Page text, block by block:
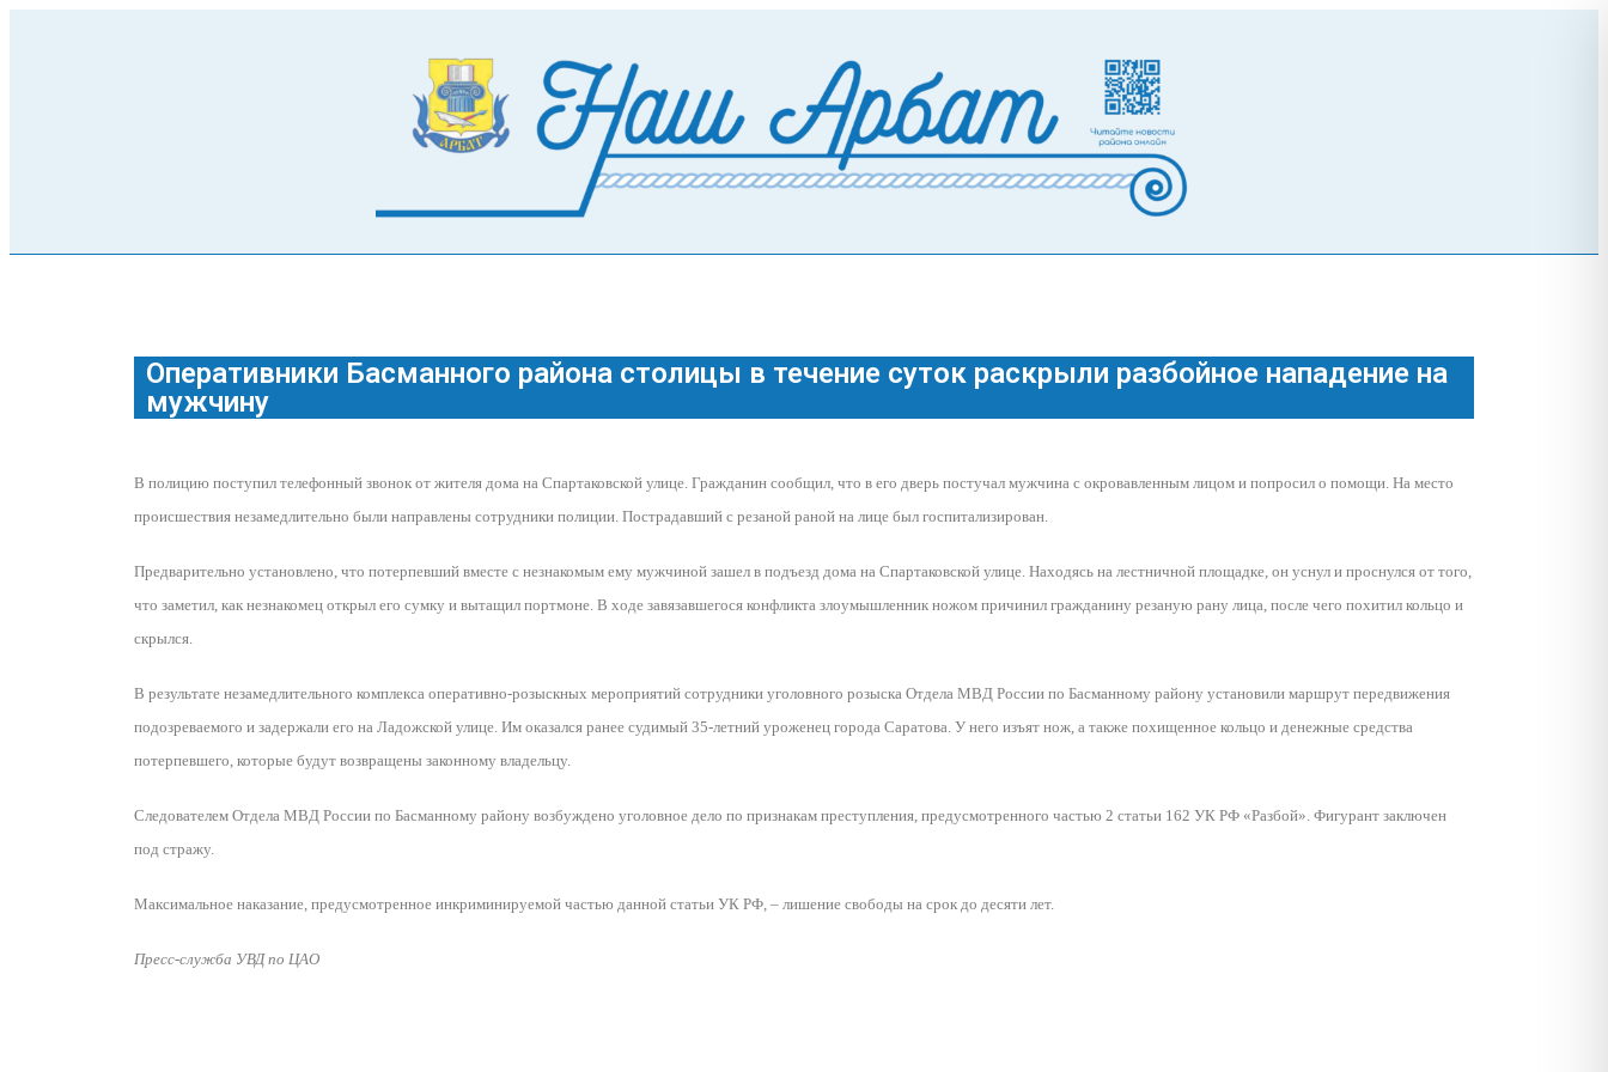
Оперативники Басманного района столицы в течение суток раскрыли разбойное нападение на
мужчину
В полицию поступил телефонный звонок от жителя дома на Спартаковской улице. Гражданин сообщил, что в его дверь постучал мужчина с окровавленным лицом и попросил о помощи. На место
происшествия незамедлительно были направлены сотрудники полиции. Пострадавший с резаной раной на лице был госпитализирован.
Предварительно установлено, что потерпевший вместе с незнакомым ему мужчиной зашел в подъезд дома на Спартаковской улице. Находясь на лестничной площадке, он уснул и проснулся от того,
что заметил, как незнакомец открыл его сумку и вытащил портмоне. В ходе завязавшегося конфликта злоумышленник ножом причинил гражданину резаную рану лица, после чего похитил кольцо и
скрылся.
В результате незамедлительного комплекса оперативно-розыскных мероприятий сотрудники уголовного розыска Отдела МВД России по Басманному району установили маршрут передвижения
подозреваемого и задержали его на Ладожской улице. Им оказался ранее судимый 35-летний уроженец города Саратова. У него изъят нож, а также похищенное кольцо и денежные средства
потерпевшего, которые будут возвращены законному владельцу.
Следователем Отдела МВД России по Басманному району возбуждено уголовное дело по признакам преступления, предусмотренного частью 2 статьи 162 УК РФ «Разбой». Фигурант заключен
под стражу.
Максимальное наказание, предусмотренное инкриминируемой частью данной статьи УК РФ, – лишение свободы на срок до десяти лет.
Пресс-служба УВД по ЦАО